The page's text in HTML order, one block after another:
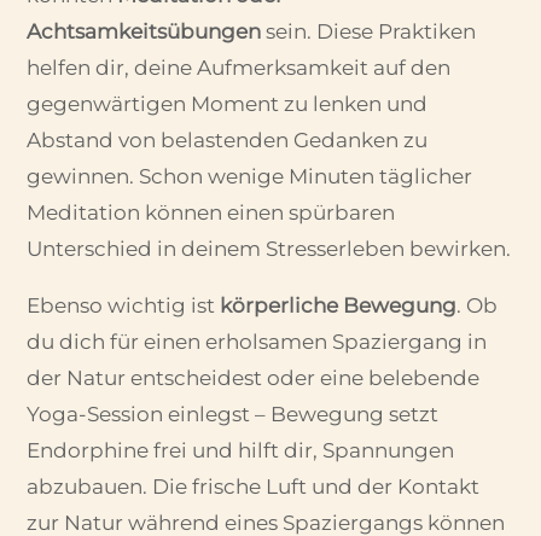
Achtsamkeitsübungen sein. Diese Praktiken
helfen dir, deine Aufmerksamkeit auf den
gegenwärtigen Moment zu lenken und
Abstand von belastenden Gedanken zu
gewinnen. Schon wenige Minuten täglicher
Meditation können einen spürbaren
Unterschied in deinem Stresserleben bewirken.
Ebenso wichtig ist körperliche Bewegung. Ob
du dich für einen erholsamen Spaziergang in
der Natur entscheidest oder eine belebende
Yoga-Session einlegst – Bewegung setzt
Endorphine frei und hilft dir, Spannungen
abzubauen. Die frische Luft und der Kontakt
zur Natur während eines Spaziergangs können